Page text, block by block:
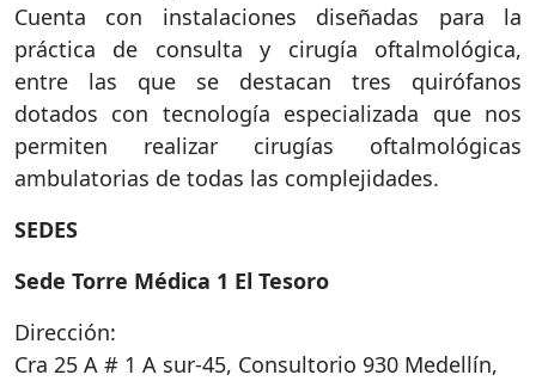
Cuenta con instalaciones diseñadas para la
práctica de consulta y cirugía oftalmológica,
entre las que se destacan tres quirófanos
dotados con tecnología especializada que nos
permiten realizar cirugías oftalmológicas
ambulatorias de todas las complejidades.
SEDES
Sede Torre Médica 1 El Tesoro
Dirección:
Cra 25 A # 1 A sur-45, Consultorio 930 Medellín,